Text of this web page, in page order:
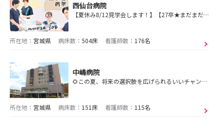
西仙台病院
【夏休み8/12見学会します！】【27卒★まだまだ募集中！毎月第2(土)採用試験】無料送迎バス＆寮完備で新生活も安心！
所在地： 宮城県 病床数： 504床 看護師数： 176名
中嶋病院
🌻この夏、将来の選択肢を広げられるいいチャンス！ぜひ当院のインターンシップへ🩺
所在地： 宮城県 病床数： 151床 看護師数： 115名